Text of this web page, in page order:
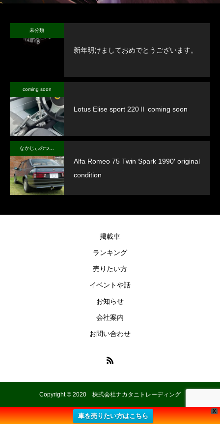
未分類
新年明けましておめでとうございます。
coming soon
Lotus Elise sport 220Ⅱ coming soon
Alfa Romeo 75 Twin Spark 1990′ original
condition
掲載車
ランキング
売りたい方
イベントや話
お知らせ
会社案内
お問い合わせ
Copyright © 2020 株式会社ナカタニトレーディング
X
車を売りたい方はこちら